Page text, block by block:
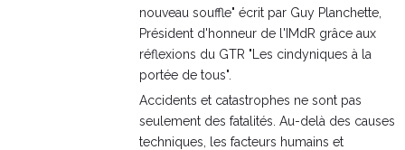
nouveau souffle" écrit par Guy Planchette,
Président d'honneur de l'IMdR grâce aux
réflexions du GTR "Les cindyniques à la
portée de tous".
Accidents et catastrophes ne sont pas
seulement des fatalités. Au-delà des causes
techniques, les facteurs humains et